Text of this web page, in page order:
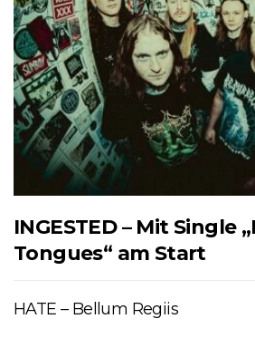
INGESTED – Mit Single
Tongues“ am Start
HATE – Bellum Regiis